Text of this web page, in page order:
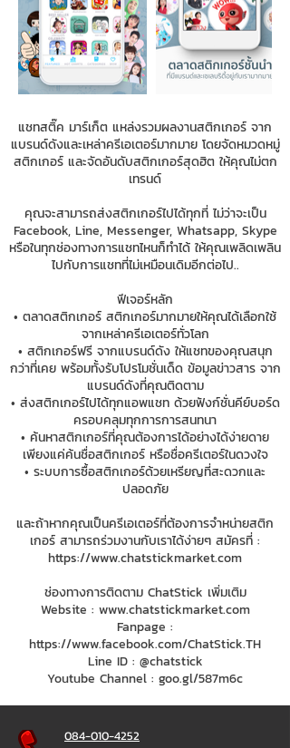
แชทสติ๊ค มาร์เก็ต แหล่งรวมผลงานสติกเกอร์ จาก
แบรนด์ดังและเหล่าครีเอเตอร์มากมาย โดยจัดหมวดหมู่
สติกเกอร์ และจัดอันดับสติกเกอร์สุดฮิต ให้คุณไม่ตก
เทรนด์
คุณจะสามารถส่งสติกเกอร์ไปได้ทุกที่ ไม่ว่าจะเป็น
Facebook, Line, Messenger, Whatsapp, Skype
หรือในทุกช่องทางการแชทไหนก็ทำได้ ให้คุณเพลิดเพลิน
ไปกับการแชทที่ไม่เหมือนเดิมอีกต่อไป..
ฟีเจอร์หลัก
• ตลาดสติกเกอร์ สติกเกอร์มากมายให้คุณได้เลือกใช้
จากเหล่าครีเอเตอร์ทั่วโลก
• สติกเกอร์ฟรี จากแบรนด์ดัง ให้แชทของคุณสนุก
กว่าที่เคย พร้อมทั้งรับโปรโมชั่นเด็ด ข้อมูลข่าวสาร จาก
แบรนด์ดังที่คุณติดตาม
• ส่งสติกเกอร์ไปได้ทุกแอพแชท ด้วยฟังก์ชั่นคีย์บอร์ด
ครอบคลุมทุกการการสนทนา
• ค้นหาสติกเกอร์ที่คุณต้องการได้อย่างได้ง่ายดาย
เพียงแค่ค้นชื่อสติกเกอร์ หรือชื่อครีเตอร์ในดวงใจ
• ระบบการซื้อสติกเกอร์ด้วยเหรียญที่สะดวกและ
ปลอดภัย
และถ้าหากคุณเป็นครีเอเตอร์ที่ต้องการจำหน่ายสติก
เกอร์ สามารถร่วมงานกับเราได้ง่ายๆ สมัครที่ :
https://www.chatstickmarket.com
ช่องทางการติดตาม ChatStick เพิ่มเติม
Website : www.chatstickmarket.com
Fanpage :
https://www.facebook.com/ChatStick.TH
Line ID : @chatstick
Youtube Channel : goo.gl/587m6c
084-010-4252